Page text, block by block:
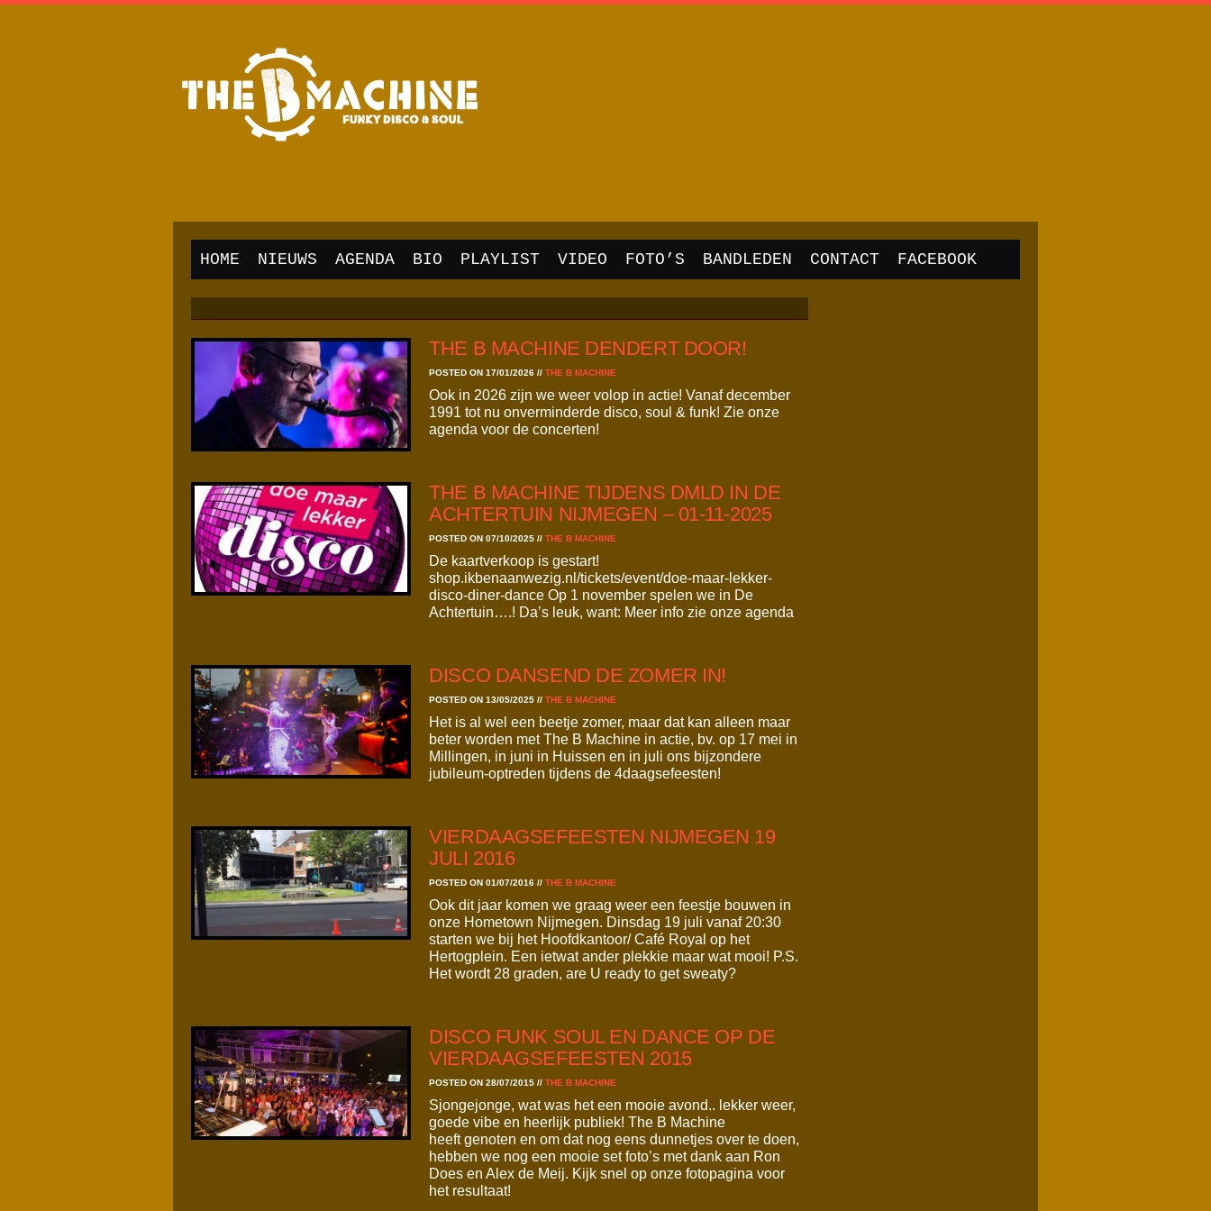
HOME NIEUWS AGENDA BIO PLAYLIST VIDEO FOTO’S BANDLEDEN CONTACT FACEBOOK
THE B MACHINE DENDERT DOOR!
POSTED ON 17/01/2026//THE B MACHINE
Ook in 2026 zijn we weer volop in actie! Vanaf december
1991 tot nu onverminderde disco, soul & funk! Zie onze
agenda voor de concerten!
THE B MACHINE TIJDENS DMLD IN DE
ACHTERTUIN NIJMEGEN – 01-11-2025
POSTED ON 07/10/2025//THE B MACHINE
De kaartverkoop is gestart!
shop.ikbenaanwezig.nl/tickets/event/doe-maar-lekker-
disco-diner-dance Op 1 november spelen we in De
Achtertuin….! Da’s leuk, want: Meer info zie onze agenda
DISCO DANSEND DE ZOMER IN!
POSTED ON 13/05/2025//THE B MACHINE
Het is al wel een beetje zomer, maar dat kan alleen maar
beter worden met The B Machine in actie, bv. op 17 mei in
Millingen, in juni in Huissen en in juli ons bijzondere
jubileum-optreden tijdens de 4daagsefeesten!
VIERDAAGSEFEESTEN NIJMEGEN 19
JULI 2016
POSTED ON 01/07/2016//THE B MACHINE
Ook dit jaar komen we graag weer een feestje bouwen in
onze Hometown Nijmegen. Dinsdag 19 juli vanaf 20:30
starten we bij het Hoofdkantoor/ Café Royal op het
Hertogplein. Een ietwat ander plekkie maar wat mooi! P.S.
Het wordt 28 graden, are U ready to get sweaty?
DISCO FUNK SOUL EN DANCE OP DE
VIERDAAGSEFEESTEN 2015
POSTED ON 28/07/2015//THE B MACHINE
Sjongejonge, wat was het een mooie avond.. lekker weer,
goede vibe en heerlijk publiek! The B Machine
heeft genoten en om dat nog eens dunnetjes over te doen,
hebben we nog een mooie set foto’s met dank aan Ron
Does en Alex de Meij. Kijk snel op onze fotopagina voor
het resultaat!